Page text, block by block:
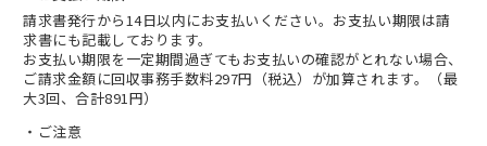
請求書発行から14日以内にお支払いください。お支払い期限は請
求書にも記載しております。
お支払い期限を一定期間過ぎてもお支払いの確認がとれない場合、
ご請求金額に回収事務手数料297円（税込）が加算されます。（最
大3回、合計891円）
ご注意